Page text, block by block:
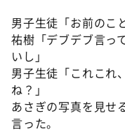
男子生徒「お前のこ
祐樹「デブデブ言っ
いし」
男子生徒「これこれ
ね？」
あさぎの写真を見せ
言った。